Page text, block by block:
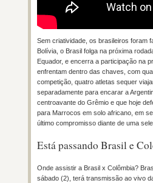
Sem criatividade, os brasileiros foram
Bolívia, o Brasil folga na próxima
Equador, e encerra a participação na
enfrentam dentro das chaves, com
competição, quatro atletas sequer
separadamente para encarar a
centroavante do Grêmio e que hoje
para Marrocos em solo africano, em
último compromisso diante de uma
Está passando Brasil e
Onde assistir a Brasil x Colômbia?
sábado (2), terá transmissão ao vivo